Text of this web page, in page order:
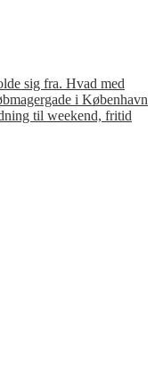
sig fra. Hvad med
i København
til weekend, fritid